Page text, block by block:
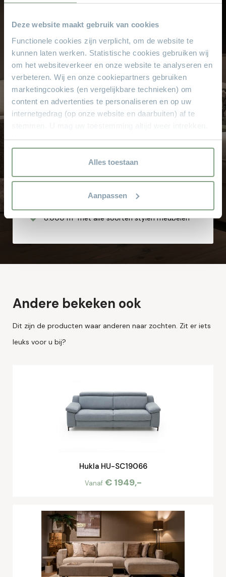
Deze website maakt gebruik van cookies
Functionele cookies zijn verplicht, om de website te
kunnen laten werken. Statistische cookies gebruiken wij
om het websiteverkeer en onze website te analyseren en
verbeteren. Wij en onze cookiepartners gebruiken
marketingcookies (en vergelijkbare technieken) om
content en advertenties te personaliseren en op uw
internetgedrag (op onze website en daarbuiten) af te
Voor meer informatie en het aanpassen van uw keuze op
onze website verwijzen wij u naar onze
Alles toestaan
Aanpassen
uw droominterieur.
Kom langs in de showroom
WaaromTheo Stet?
Het vertrouwde adres voor al uw meubelen! Geen
Altijd scherpe aanbiedingen
Gratis parkeren
8.000 m² met alle soorten stylen meubelen
Andere bekeken ook
Dit zijn de producten waar anderen naar zochten. Zit er iets
leuks voor u bij?
Hukla HU-SC19066
Vanaf € 1949,-